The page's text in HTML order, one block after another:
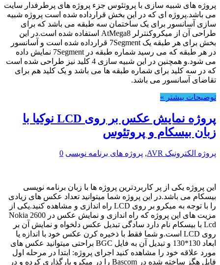
پروژه های شبیه سازی با پروتئوس جزء پروژه های پرطرفدار سایت
می باشد.پروژه ای که در این بخش قرارداده شده است پروژه شبیه
سازی آسانسور برای یک ساختمان سه طبقه می باشد که برای
طراحی آن از میکروکنترلر AtMega8 استفاده شده است.در این
بخش برای هر طبقه یک 7Segment قرارداده شده است و آسانسور
در هر طبقه که می رسید شماره طبقه در 7Segment نمایش داده
می شود.و همچنین در این شبیه سازی 4 کلید نیز طراحی شده است
که در سه کلید برای شماره طبقه ها می باشد و یک کلید هم برای
تقاضای آسانسور می باشد.
توضیحات بیشتر »
پروژه نمایش عکس بر روی LCD نوکیا با
زبان بیسکام و پروتئوس
پروژه الکترونیک AVR , پروژه های برنامه نویسی 0
این پروژه یکی از پر کاربردترین پروژه ها با زبان برنامه نویسی
بیسکام می باشد.در این پروژه شما میتوانید تعداد عکس های زیادی
را با توجه به میکرو بر روی LCD راه اندازی و مشاهده کنید.یکی از
مزیت های این پروژه که راه اندازی و نمایش عکس در Nokia 2600
Lcd با بیسکام نام دارد سادگی تبدیل عکس دلخواه و نمایش آن بر
روی LCD است.و شما فقط با ذخیره کرن عکس خود با اندازه یا
ابعاد 130*130 و تبدیل آن به فایل BGC براحتی میتوانید عکس های
مورد علاقه خود را مشاهده کنید اجرای پروژه: ابتدا در مرحله اول
فایل هگز ساخته شده در Bascom را در میکرو بارگذاری کرده و در